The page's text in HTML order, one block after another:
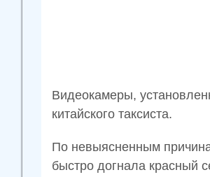
Видеокамеры,
китайского таксиста.
По невыясненным
быстро догнала красный